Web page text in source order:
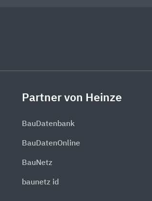
Partner von Heinze
BauDatenbank
BauDatenOnline
BauNetz
baunetz id